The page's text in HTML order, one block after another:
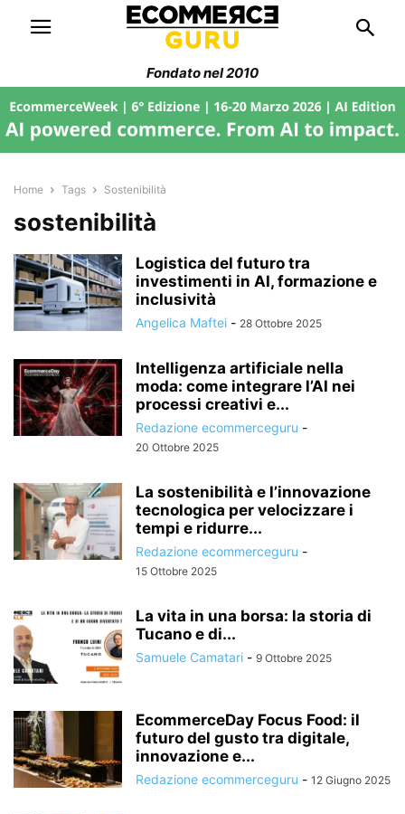
Fondato nel 2010
Home Tags Sostenibilità
sostenibilità
Logistica del futuro tra
investimenti in AI, formazione e
inclusività
Angelica Maftei - 28 Ottobre 2025
Intelligenza artificiale nella
moda: come integrare l’AI nei
processi creativi e...
Redazione ecommerceguru -
20 Ottobre 2025
La sostenibilità e l’innovazione
tecnologica per velocizzare i
tempi e ridurre...
Redazione ecommerceguru -
15 Ottobre 2025
La vita in una borsa: la storia di
Tucano e di...
Samuele Camatari - 9 Ottobre 2025
EcommerceDay Focus Food: il
futuro del gusto tra digitale,
innovazione e...
Redazione ecommerceguru - 12 Giugno 2025